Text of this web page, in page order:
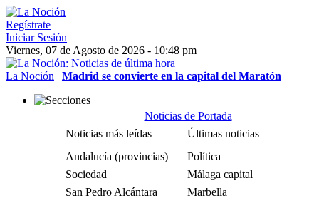
Regístrate
Iniciar Sesión
Viernes, 07 de Agosto de 2026 - 10:48 pm
La Noción | Madrid se convierte en la capital del Maratón
Noticias de Portada
Noticias más leídas
Últimas noticias
Andalucía (provincias)
Política
Sociedad
Málaga capital
San Pedro Alcántara
Marbella